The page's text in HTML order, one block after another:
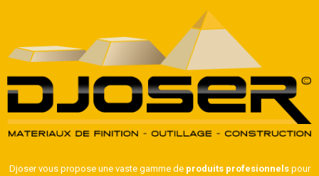
Djoser vous propose une vaste gamme de produits profesionnelspour